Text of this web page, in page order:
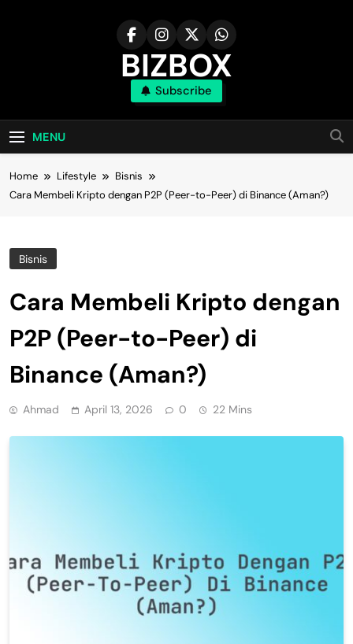
BIZBOX
Bizbox – Media Informasi Terkini
Subscribe
MENU
Home Lifestyle
Bisnis
Cara Membeli Kripto dengan P2P (Peer-to-Peer) di Binance (Aman?)
Bisnis
Cara Membeli Kripto dengan
P2P (Peer-to-Peer) di
Binance (Aman?)
Ahmad April 13, 2026 0 22 Mins